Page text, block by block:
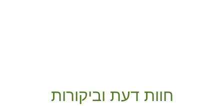
חוות דעת וביקורות